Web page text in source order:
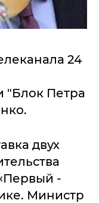
24
"Блок Петра
двух
-
Министр